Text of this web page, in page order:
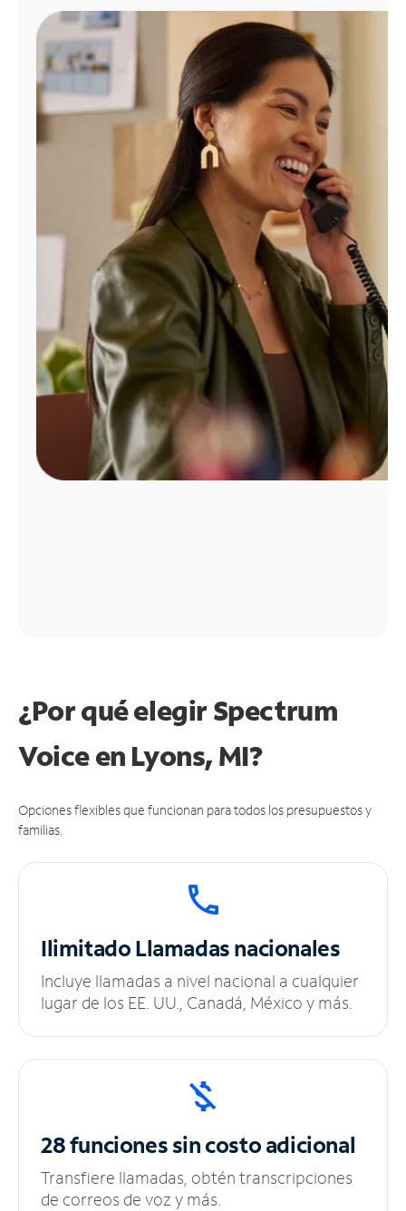
Administrar
cuenta
Encuentra
tienda
¿Por qué elegir Spectrum
Voice en Lyons, MI?
Opciones flexibles que funcionan para todos los presupuestos y
familias.
IlimitadoLlamadas nacionales
Incluye llamadas a nivel nacional a cualquier
lugar de los EE. UU., Canadá, México y más.
28 funciones sincosto adicional
Transfiere llamadas, obtén transcripciones
de correos de voz y más.